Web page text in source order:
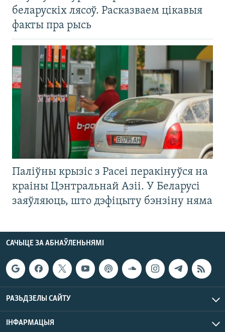
беларускіх лясоў. Расказваем цікавыя
факты пра рысь
Паліўны крызіс з Расеі перакінуўся на
краіны Цэнтральнай Азіі. У Беларусі
заяўляюць, што дэфіцыту бэнзіну няма
САЧЫЦЕ ЗА АБНАЎЛЕНЬНЯМІ
РАЗЬДЗЕЛЫ САЙТУ
ІНФАРМАЦЫЯ